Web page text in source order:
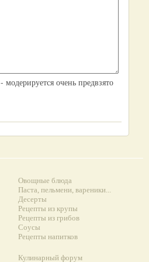
- модерируется очень предвзято
Овощные блюда
Паста, пельмени, вареники...
Десерты
Рецепты из крупы
Рецепты из грибов
Соусы
Рецепты напитков
Кулинарный форум